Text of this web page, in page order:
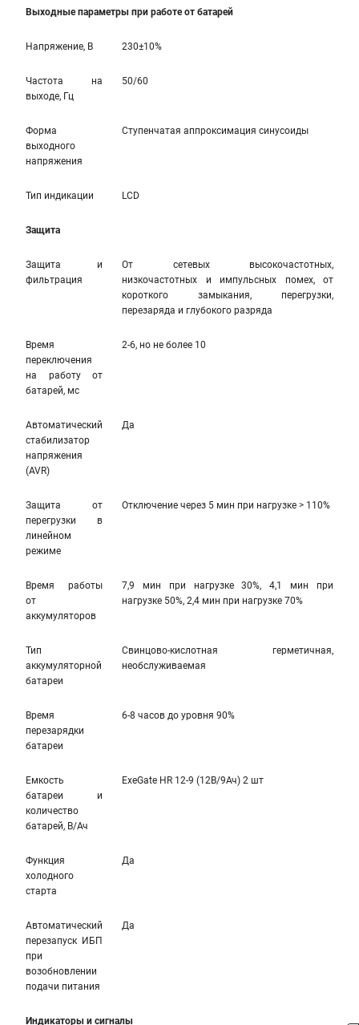
Выходные параметры при работе от батарей
Напряжение, В 230±10%
Частота на
выходе, Гц
50/60
Форма
выходного
напряжения
Ступенчатая аппроксимация синусоиды
Тип индикации LCD
Защита
Защита и
фильтрация
От сетевых высокочастотных,
низкочастотных и импульсных помех, от
короткого замыкания, перегрузки,
перезаряда и глубокого разряда
Время
переключения
на работу от
батарей, мс
2-6, но не более 10
Автоматический
стабилизатор
напряжения
(AVR)
Да
Защита от
перегрузки в
линейном
режиме
Отключение через 5 мин при нагрузке > 110%
Время работы
от
аккумуляторов
7,9 мин при нагрузке 30%, 4,1 мин при
нагрузке 50%, 2,4 мин при нагрузке 70%
Тип
аккумуляторной
батареи
Свинцово-кислотная герметичная,
необслуживаемая
Время
перезарядки
батареи
6-8 часов до уровня 90%
Емкость
батареи и
количество
батарей, В/Ач
ExeGate HR 12-9 (12В/9Ач) 2 шт
Функция
холодного
старта
Да
Автоматический
перезапуск ИБП
при
возобновлении
подачи питания
Да
Индикаторы и сигналы